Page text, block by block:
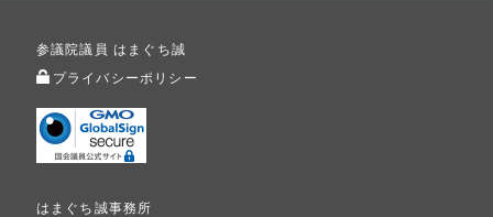
参議院議員 はまぐち誠
プライバシーポリシー
はまぐち誠事務所